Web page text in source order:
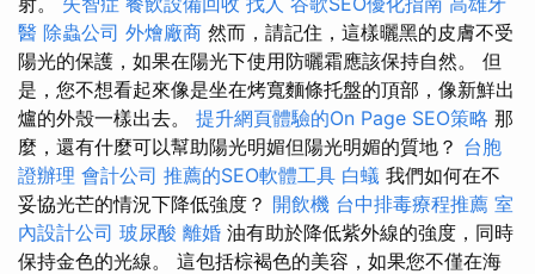
醫 除蟲公司 外燴廠商 然而，請記住，這樣曬黑的皮膚不受
陽光的保護，如果在陽光下使用防曬霜應該保持自然。 但
是，您不想看起來像是坐在烤寬麵條托盤的頂部，像新鮮出
爐的外殼一樣出去。 提升網頁體驗的On Page SEO策略 那
麼，還有什麼可以幫助陽光明媚但陽光明媚的質地？ 台胞
證辦理 會計公司 推薦的SEO軟體工具 白蟻 我們如何在不
妥協光芒的情況下降低強度？ 開飲機 台中排毒療程推薦 室
內設計公司 玻尿酸 離婚 油有助於降低紫外線的強度，同時
保持金色的光線。 這包括棕褐色的美容，如果您不僅在海